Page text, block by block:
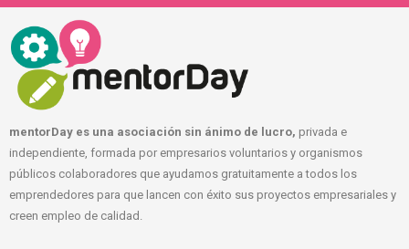
mentorDay es una asociación sin ánimo de lucro, privada e
independiente, formada por empresarios voluntarios y organismos
públicos colaboradores que ayudamos gratuitamente a todos los
emprendedores para que lancen con éxito sus proyectos empresariales y
creen empleo de calidad.